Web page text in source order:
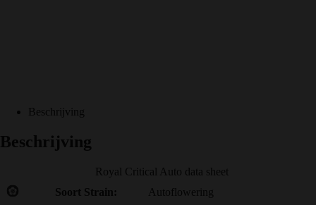
Beschrijving
Beschrijving
Royal Critical Auto data sheet
Soort Strain:
Autoflowering